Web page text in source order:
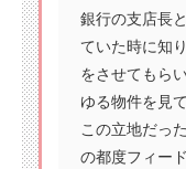
銀行の支店長
ていた時に知
をさせてもら
ゆる物件を見
この立地だっ
の都度フィー